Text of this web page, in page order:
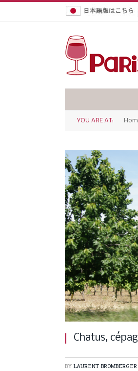
YOU ARE AT:
Chatus,
BY LAURENT BROMBERGER